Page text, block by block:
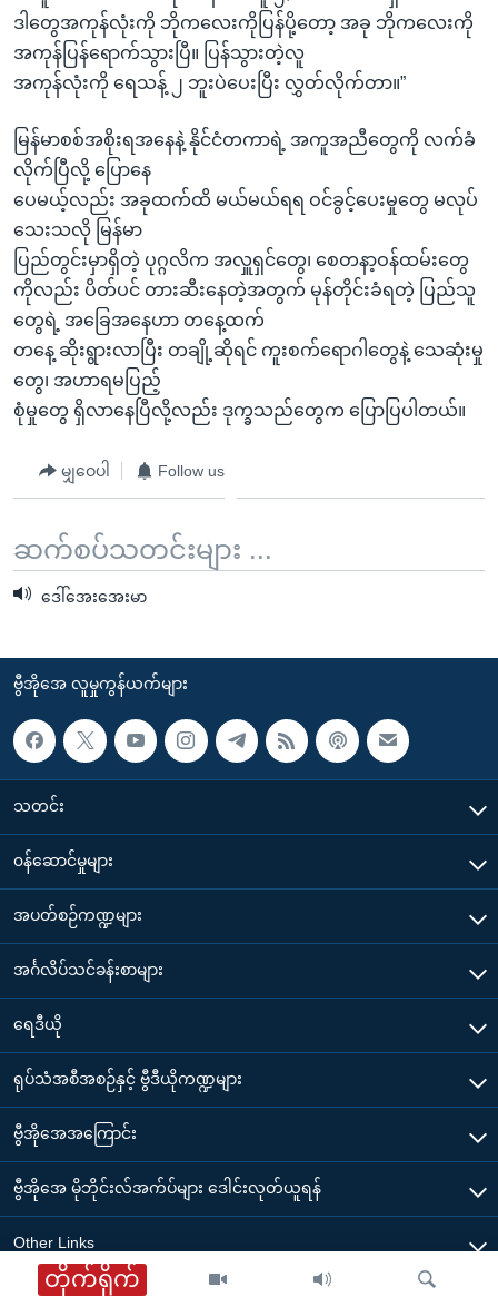
တိုက်ရိုက် ဗွီအိုအေ မြန်မာညချမ်း
ဒါတွေအကုန်လုံးကို ဘိုကလေးကိုပြန်ပို့တော့ အခု ဘိုကလေးကို
အကုန်ပြန်ရောက်သွားပြီ။ ပြန်သွားတဲ့လူ
အကုန်လုံးကို ရေသန့် ၂ ဘူးပဲပေးပြီး လွှတ်လိုက်တာ။”
မြန်မာစစ်အစိုးရအနေနဲ့ နိုင်ငံတကာရဲ့ အကူအညီတွေကို လက်ခံ
လိုက်ပြီလို့ ပြောနေ
ပေမယ့်လည်း အခုထက်ထိ မယ်မယ်ရရ ဝင်ခွင့်ပေးမှုတွေ မလုပ်
သေးသလို မြန်မာ
ပြည်တွင်းမှာရှိတဲ့ ပုဂ္ဂလိက အလှူရှင်တွေ၊ စေတနာ့ဝန်ထမ်းတွေ
ကိုလည်း ပိတ်ပင် တားဆီးနေတဲ့အတွက် မုန်တိုင်းခံရတဲ့ ပြည်သူ
တွေရဲ့ အခြေအနေဟာ တနေ့ထက်
တနေ့ ဆိုးရွားလာပြီး တချို့ဆိုရင် ကူးစက်ရောဂါတွေနဲ့ သေဆုံးမှု
တွေ၊ အဟာရမပြည့်
စုံမှုတွေ ရှိလာနေပြီလို့လည်း ဒုက္ခသည်တွေက ပြောပြပါတယ်။
မျှဝေပါ Follow us
ဆက်စပ်သတင်းများ ...
ဒေါ်အေးအေးမာ
ဗွီအိုအေ လူမှုကွန်ယက်များ
သတင်း
၀န်ဆောင်မှုများ
အပတ်စဉ်ကဏ္ဍများ
အင်္ဂလိပ်သင်ခန်းစာများ
ရေဒီယို
ရုပ်သံအစီအစဉ်နှင့် ဗွီဒီယိုကဏ္ဍများ
ဗွီအိုအေအကြောင်း
ဗွီအိုအေ မိုဘိုင်းလ်အက်ပ်များ ဒေါင်းလုတ်ယူရန်
Other Links